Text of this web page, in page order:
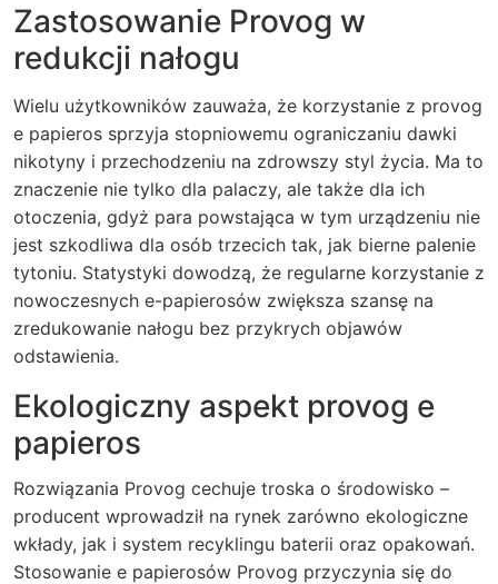
Zastosowanie Provog w
redukcji nałogu
Wielu użytkowników zauważa, że korzystanie z provog
e papieros sprzyja stopniowemu ograniczaniu dawki
nikotyny i przechodzeniu na zdrowszy styl życia. Ma to
znaczenie nie tylko dla palaczy, ale także dla ich
otoczenia, gdyż para powstająca w tym urządzeniu nie
jest szkodliwa dla osób trzecich tak, jak bierne palenie
tytoniu. Statystyki dowodzą, że regularne korzystanie z
nowoczesnych e-papierosów zwiększa szansę na
zredukowanie nałogu bez przykrych objawów
odstawienia.
Ekologiczny aspekt provog e
papieros
Rozwiązania Provog cechuje troska o środowisko –
producent wprowadził na rynek zarówno ekologiczne
wkłady, jak i system recyklingu baterii oraz opakowań.
Stosowanie e papierosów Provog przyczynia się do